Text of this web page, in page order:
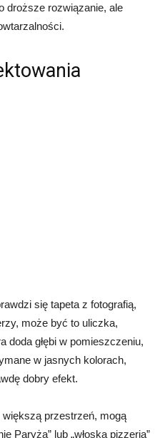
droższe rozwiązanie, ale
się tapeta z fotografią,
może być to uliczka,
doda głębi w pomieszczeniu,
w jasnych kolorach,
dobry efekt.
przestrzeń, mogą
Paryża” lub „włoska pizzeria”